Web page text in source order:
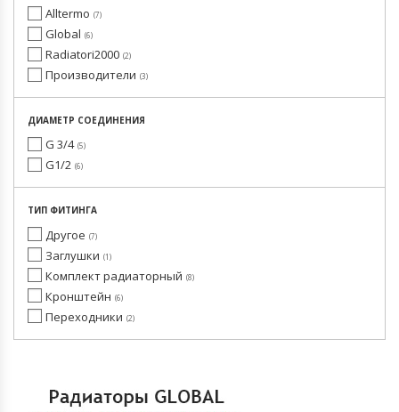
Alltermo 7
Global 6
Radiatori2000 2
Производители 3
ДИАМЕТР СОЕДИНЕНИЯ
G 3/4 5
G1/2 6
ТИП ФИТИНГА
Другое 7
Заглушки 1
Комплект радиаторный 8
Кронштейн 6
Переходники 2